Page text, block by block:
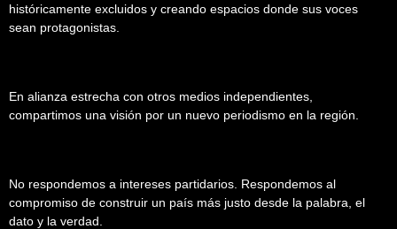
históricamente excluidos y creando espacios donde sus voces
sean protagonistas.
En alianza estrecha con otros medios independientes,
compartimos una visión por un nuevo periodismo en la región.
No respondemos a intereses partidarios. Respondemos al
compromiso de construir un país más justo desde la palabra, el
dato y la verdad.